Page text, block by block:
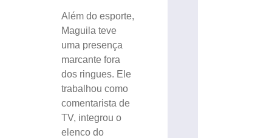
Além do esporte,
Maguila teve
uma presença
marcante fora
dos ringues. Ele
trabalhou como
comentarista de
TV, integrou o
elenco do